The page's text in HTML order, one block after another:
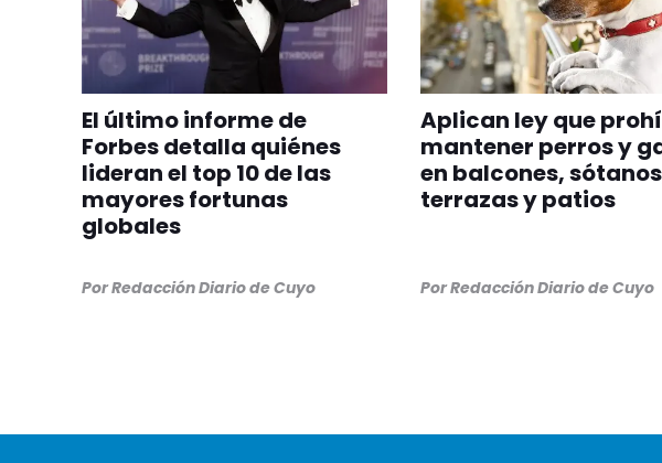
El último informe de
Forbes detalla quiénes
lideran el top 10 de las
mayores fortunas
globales
PorRedacción Diario de Cuyo
Aplican ley que
mantener perros y
en balcones,
terrazas y patios
PorRedacción Diario de Cuyo